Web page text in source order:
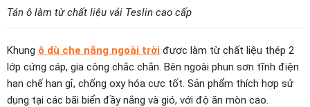
Tán ô làm từ chất liệu vải Teslin cao cấp
Khung ô dù che nắng ngoài trời được làm từ chất liệu thép 2
lớp cứng cáp, gia công chắc chắn. Bên ngoài phun sơn tĩnh điện
hạn chế han gỉ, chống oxy hóa cực tốt. Sản phẩm thích hợp sử
dụng tại các bãi biển đầy nắng và gió, với độ ăn mòn cao.